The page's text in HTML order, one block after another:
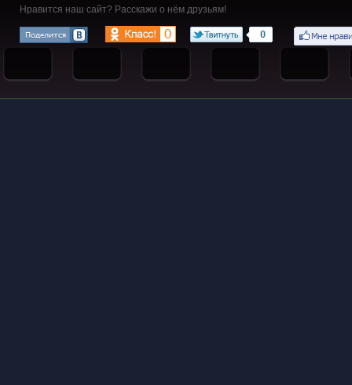
Нравится наш сайт? Расскажи о нём друзьям!